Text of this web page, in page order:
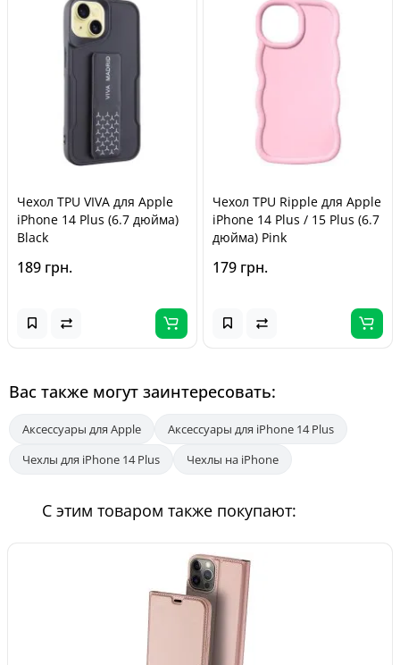
Чехол TPU VIVA для Apple
iPhone 14 Plus (6.7 дюйма)
Black
189 грн.
Чехол TPU Ripple для Apple
iPhone 14 Plus / 15 Plus (6.7
дюйма) Pink
179 грн.
Вас также могут заинтересовать:
Аксессуары для Apple
Аксессуары для iPhone 14 Plus
Чехлы для iPhone 14 Plus
Чехлы на iPhone
С этим товаром также покупают: